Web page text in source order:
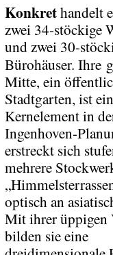
Konkrethandelt
zwei 34-stöckige
und zwei 30-
Bürohäuser. Ihre
Mitte, ein
Stadtgarten, ist ein
Kernelement in
Ingenhoven-
erstreckt sich
mehrere
optisch an
Mit ihrer üppigen
bilden sie eine